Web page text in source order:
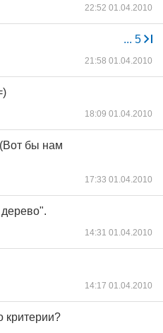
22:52 01.04.2010
... 5
21:58 01.04.2010
18:09 01.04.2010
бы нам
17:33 01.04.2010
14:31 01.04.2010
14:17 01.04.2010
критерии?